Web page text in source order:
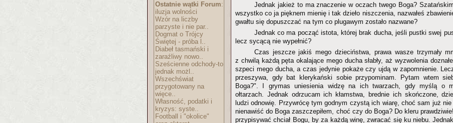
Ostatnie wątki Forum:
iluzja wolności
Wzór na liczby
parzyste i nie par..
Dogmat o Trójcy
Świętej - próba l..
Diabeł tasmański i
zaraźliwy nowo..
Sześcienne odchody-to
jednak możl..
Wszechświat
przygotowany na
więce..
Własność, podatki i
kryzys: syste..
Football i "okolice"
Jednak jakież to ma znaczenie w oczach twego Boga?
wszystko co ja pięknem mienię i tak dzieło niszczenia, nazwałeś
gwałtu się dopuszczać na tym co plugawym zostało nazwane?
Jednak co ma począć istota, której brak ducha, jeśli pustki swej
lecz sycącą nie wypełnić?
Czas jeszcze jakiś mego dzieciństwa, prawa wasze trzymały
z chwilą każdą pęta okalające mego ducha słabły, aż wyzwolenia
szpeci mego ducha, a czas jedynie pokaże czy ujdą w zapomnienie.
przeszywa, gdy bat klerykański sobie przypominam. Pytam wtem
Boga?". I grymas uniesienia widzę na ich twarzach, gdy myślą o
ołtarzach. Jednak odrzucam ich kłamstwa, brednie ich skończone,
ludzi odnowię. Przywrócę tym godnym czystą ich wiarę, choć sam już
nienawiść do Boga zaszczepiłem, choć czy do Boga? Do kleru
przypisywać chciał Bogu, by za każdą winę, zwracać się ku niebu.